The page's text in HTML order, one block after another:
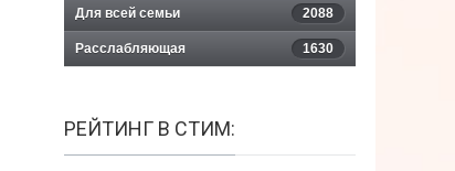
Для всей семьи 2088
Расслабляющая 1630
РЕЙТИНГ В СТИМ: